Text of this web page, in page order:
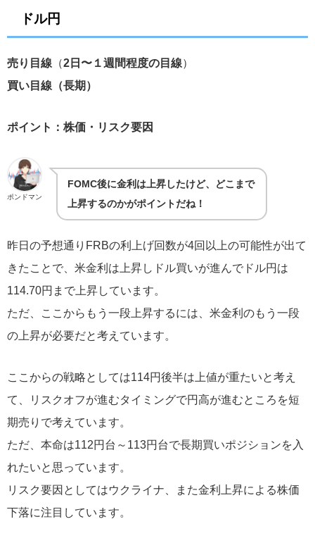
ドル円
売り目線 （2日〜１週間程度の目線）
買い目線（長期）
ポイント：株価・リスク要因
ポンドマン
FOMC後に金利は上昇したけど、どこまで
上昇するのかがポイントだね！
昨日の予想通りFRBの利上げ回数が4回以上の可能性が出て
きたことで、米金利は上昇しドル買いが進んでドル円は
114.70円まで上昇しています。
ただ、ここからもう一段上昇するには、米金利のもう一段
の上昇が必要だと考えています。
ここからの戦略としては114円後半は上値が重たいと考え
て、リスクオフが進むタイミングで円高が進むところを短
期売りで考えています。
ただ、本命は112円台～113円台で長期買いポジションを入
れたいと思っています。
リスク要因としてはウクライナ、また金利上昇による株価
下落に注目しています。